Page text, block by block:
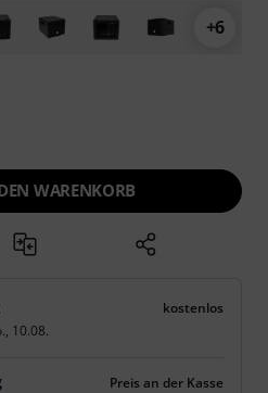
+6
WARENKORB
kostenlos
10.08.
Preis an der Kasse